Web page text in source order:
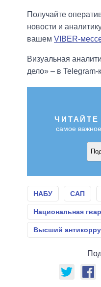
Получайте
новости и
вашем VIBER-
Визуальная
дело» – в Telegram-
ЧИТАЙТЕ
самое
НАБУ САП
Национальная
Высший